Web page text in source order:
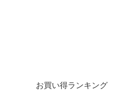
お買い得ランキング